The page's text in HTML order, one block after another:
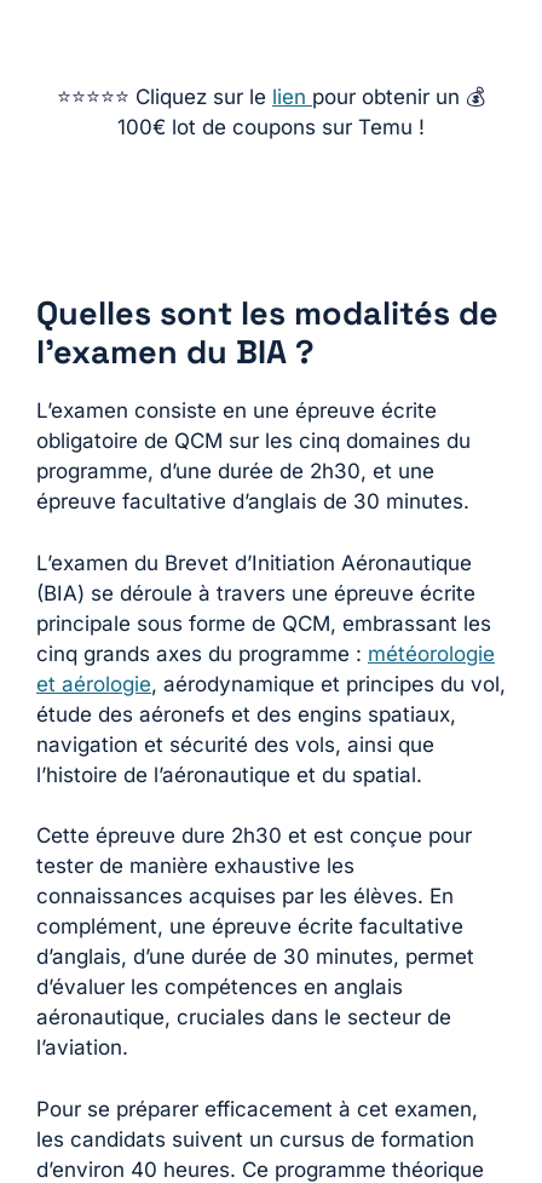
⭐️⭐️⭐️⭐️⭐️ Cliquez sur le lien pour obtenir un 💰
100€ lot de coupons sur Temu !
Quelles sont les modalités de
l’examen du BIA ?
L’examen consiste en une épreuve écrite
obligatoire de QCM sur les cinq domaines du
programme, d’une durée de 2h30, et une
épreuve facultative d’anglais de 30 minutes​​.
L’examen du Brevet d’Initiation Aéronautique
(BIA) se déroule à travers une épreuve écrite
principale sous forme de QCM, embrassant les
cinq grands axes du programme : météorologie
et aérologie, aérodynamique et principes du vol,
étude des aéronefs et des engins spatiaux,
navigation et sécurité des vols, ainsi que
l’histoire de l’aéronautique et du spatial.
Cette épreuve dure 2h30 et est conçue pour
tester de manière exhaustive les
connaissances acquises par les élèves. En
complément, une épreuve écrite facultative
d’anglais, d’une durée de 30 minutes, permet
d’évaluer les compétences en anglais
aéronautique, cruciales dans le secteur de
l’aviation.
Pour se préparer efficacement à cet examen,
les candidats suivent un cursus de formation
d’environ 40 heures. Ce programme théorique